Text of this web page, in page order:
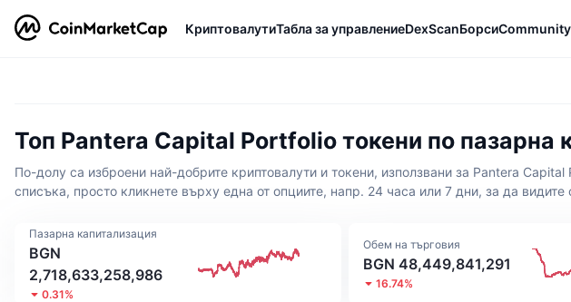
КриптовалутиТабла за управлениеDexScanБорсиCommunity
Топ Pantera Capital Portfolio токени по пазарна
По-долу са изброени най-добрите криптовалути и токени, използвани за Pantera
списъка, просто кликнете върху една от опциите, напр. 24 часа или 7 дни, за да видите
Пазарна капитализация
BGN
2,718,633,258,986
0.31%
Обем на търговия
BGN 48,449,841,291
16.74%